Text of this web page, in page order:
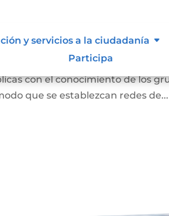
y servicios a la ciudadanía
Participa
como la interacción con la
con el conocimiento de los
que se establezcan redes de...